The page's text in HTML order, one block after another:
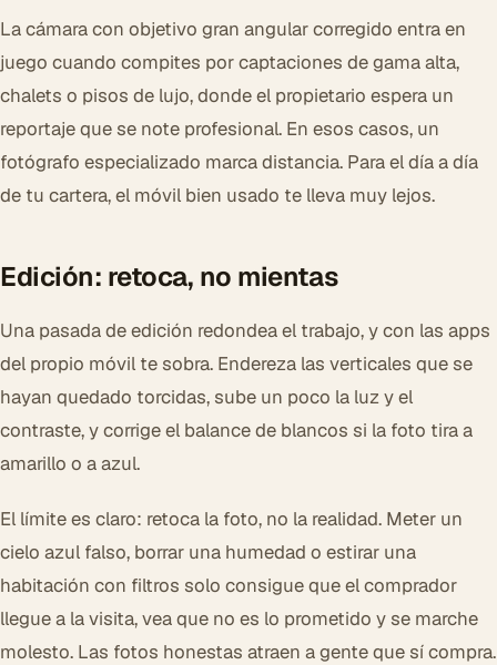
La cámara con objetivo gran angular corregido entra en
juego cuando compites por captaciones de gama alta,
chalets o pisos de lujo, donde el propietario espera un
reportaje que se note profesional. En esos casos, un
fotógrafo especializado marca distancia. Para el día a día
de tu cartera, el móvil bien usado te lleva muy lejos.
Edición: retoca, no mientas
Una pasada de edición redondea el trabajo, y con las apps
del propio móvil te sobra. Endereza las verticales que se
hayan quedado torcidas, sube un poco la luz y el
contraste, y corrige el balance de blancos si la foto tira a
amarillo o a azul.
El límite es claro: retoca la foto, no la realidad. Meter un
cielo azul falso, borrar una humedad o estirar una
habitación con filtros solo consigue que el comprador
llegue a la visita, vea que no es lo prometido y se marche
molesto. Las fotos honestas atraen a gente que sí compra.